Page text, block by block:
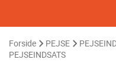
Forside PEJSE
PEJSEINDSATS